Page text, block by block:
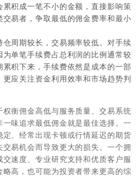
积成一笔不小的金额，直接影响策
易者，争取最低的佣金费率和最小
周期较长，交易频率较低。对手续
单笔手续费占总利润的比例通常较
积下来，手续费依然是成本的一部
应关注资金利用效率和市场趋势判
衡佣金高低与服务质量、交易系统
味追求最低佣金就是最佳选择。一
、经常出现卡顿或行情延迟的期货
易机会而导致更大的损失。一个拥
速度、专业研究支持和优质客户服
高，也可能为投资者带来更高的综